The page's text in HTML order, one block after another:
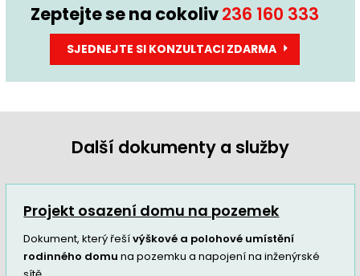
Zeptejte se na cokoliv236 160 333
SJEDNEJTE SI KONZULTACI ZDARMA
Další dokumenty a služby
Projekt osazení domu na pozemek
Dokument, který řešívýškové a polohové umístění
rodinného domu na pozemku a napojení na inženýrské